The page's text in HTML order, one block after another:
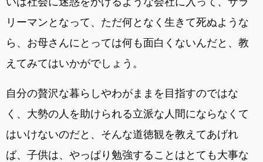
リーマンとなって、ただ何となく生きて死ぬような
ら、お母さんにとっては何も面白くないんだと、教
えてみてはいかがでしょう。
自分の贅沢な暮らしやわがままを目指すのではな
く、大勢の人を助けられる立派な人間にならなくて
はいけないのだと、そんな道徳観を教えてあげれ
ば、子供は、やっぱり勉強することはとても大事な